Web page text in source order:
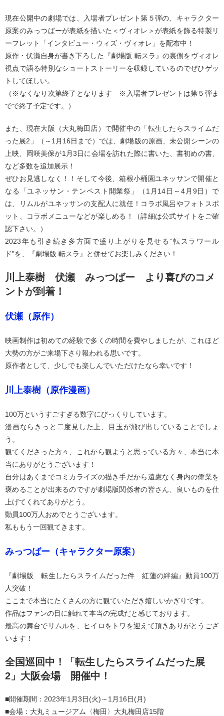
現在公開中の劇場では、入場者プレゼント第５弾の、キャラクター
原案のみっつばーが表紙を描いた＜ヴィオレ＞が表紙を飾る特製リ
ーフレット「インタビュー・ウィズ・ヴィオレ」を配布中！
原作・伏瀬自身が書き下ろした『劇場版 転スラ』の裏側をヴィオレ
視点で語る特別なショートストーリーを収録しているのでぜひゲッ
トしてほしい。
（※なくなり次第終了となります ※入場者プレゼントは第５弾ま
でで終了予定です。）
また、現在大阪（大丸梅田店）で開催中の「転生したらスライムだ
った展2」（～1月16日まで）では、劇場版の原画、未公開シーンの
上映、岡咲美保が1月3日に会場を訪れた際に書いた、書初めの書、
など多数を追加展示！
ぜひお見逃しなく！！そして今後、箱根小桶園ユネッサンで開催と
なる「ユネッサン・テンペスト開業祭」（1月14日～4月9日）で
は、リムルがユネッサンの支配人に就任！コラボ風呂やフォトスポ
ット、コラボメニューなどが楽しめる！（詳細は公式サイトをご確
認下さい。）
2023年も引き続き多方面で盛り上がりを見せる“転スラワール
ド”を、『劇場版 転スラ』と併せてお楽しみください！
川上泰樹 伏瀬 みっつばー より喜びのコメ
ントが到着！
伏瀬（原作）
映画制作は初めての経験で多くの時間を費やしましたが、これほど
大勢の方がご来場下さり報われる思いです。
原作者として、少しでも楽しんでいただけたなら幸いです！
川上泰樹（原作漫画）
100万というすごすぎる数字にびっくりしています。
漫画ならきっと二度見した上、目玉が飛び出していることでしょ
う。
観てくださった方々、これから観ようと思っている方々、本当に本
当にありがとうございます！
自分はあくまでコミカライズの描き手だから遠慮なく身内の偉業を
褒めることが出来るのですが劇場版関係者の皆さん、良いものを仕
上げてくれてありがとう。
動員100万人おめでとうございます。
私ももう一回観てきます。
みっつばー（キャラクター原案）
『劇場版 転生したらスライムだった件 紅蓮の絆編』動員100万
人突破！
ここまで本当にたくさんの方に観ていただき嬉しいかぎりです。
作品はファンの目に触れて本当の完成だと感じております。
最高の舞台でリムルを、ヒイロをトワを迎えて頂きありがとうござ
います！
全国巡回中！「転生したらスライムだった展
2」大阪会場 開催中！
■開催期間：2023年1月3日(火)～1月16日(月)
■会場：大丸ミュージアム〈梅田〉大丸梅田店15階